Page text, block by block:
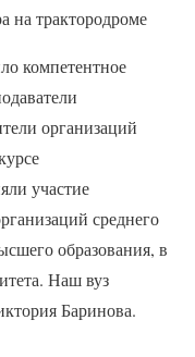
на трактородроме
компетентное
организаций
участие
среднего
образования, в
Наш вуз
Баринова.